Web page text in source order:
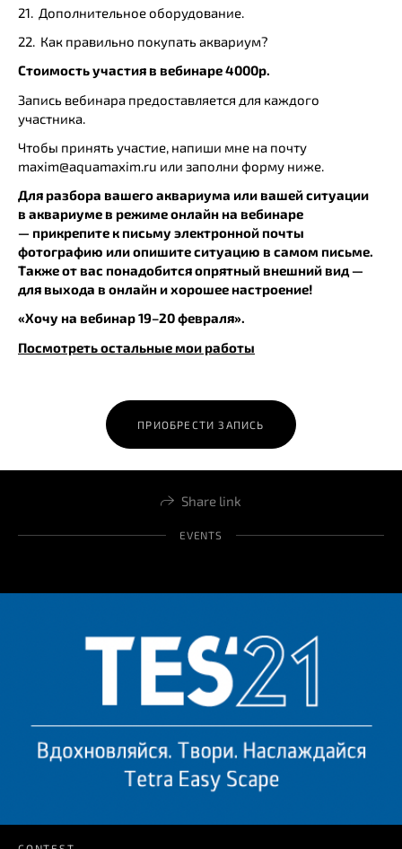
21. Дополнительное оборудование.
22. Как правильно покупать аквариум?
Стоимость участия в вебинаре 4000р.
Запись вебинара предоставляется для каждого
участника.
Чтобы принять участие, напиши мне на почту
maxim@aquamaxim.ru или заполни форму ниже.
Для разбора вашего аквариума или вашей ситуации
в аквариуме в режиме онлайн на вебинаре
— прикрепите к письму электронной почты
фотографию или опишите ситуацию в самом письме.
Также от вас понадобится опрятный внешний вид —
для выхода в онлайн и хорошее настроение!
«Хочу на вебинар 19–20 февраля».
Посмотреть остальные мои работы
ПРИОБРЕСТИ ЗАПИСЬ
Share link
EVENTS